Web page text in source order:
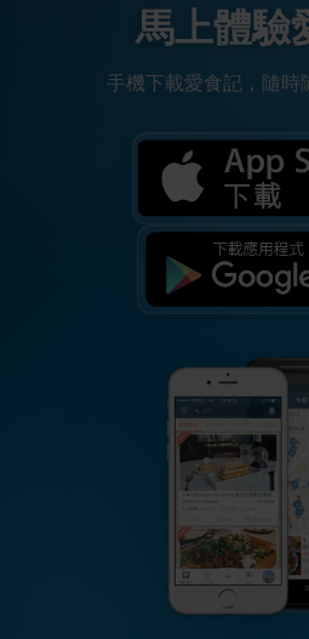
馬上體驗
手機下載愛食記，隨時